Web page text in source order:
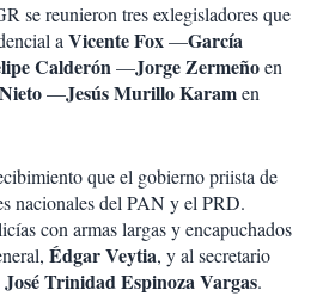
se reunieron tres exlegisladores que
a VicenteFox—García
Calderón—Jorge Zermeñoen
—Jesús Murillo Karamen
que el gobierno priista de
nacionales del PAN y el PRD.
con armas largas y encapuchados
ÉdgarVeytia, y al secretario
JoséTrinidad Espinoza Vargas.